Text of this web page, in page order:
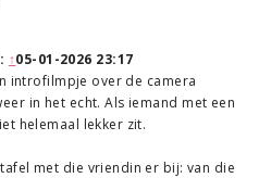
↑05-01-2026 23:17
introfilmpje over de camera
in het echt. Als iemand met een
helemaal lekker zit.
met die vriendin er bij: van die